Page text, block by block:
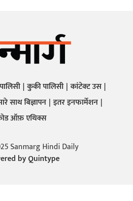
कुकी पालिसी कांटेक्ट उस
साथ बिज्ञापन इतर इनफार्मेशन
ऑफ़ एथिक्स
Sanmarg Hindi Daily
byQuintype